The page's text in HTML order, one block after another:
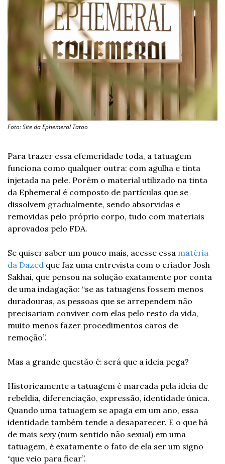
Foto: Site da Ephemeral Tatoo
Para trazer essa efemeridade toda, a tatuagem
funciona como qualquer outra: com agulha e tinta
injetada na pele. Porém o material utilizado na tinta
da Ephemeral é composto de partículas que se
dissolvem gradualmente, sendo absorvidas e
removidas pelo próprio corpo, tudo com materiais
aprovados pelo FDA.
Se quiser saber um pouco mais, acesse essa matéria
da Dazed que faz uma entrevista com o criador Josh
Sakhai, que pensou na solução exatamente por conta
de uma indagação: “se as tatuagens fossem menos
duradouras, as pessoas que se arrependem não
precisariam conviver com elas pelo resto da vida,
muito menos fazer procedimentos caros de
remoção”.
Mas a grande questão é: será que a ideia pega?
Historicamente a tatuagem é marcada pela ideia de
rebeldia, diferenciação, expressão, identidade única.
Quando uma tatuagem se apaga em um ano, essa
identidade também tende a desaparecer. E o que há
de mais sexy (num sentido não sexual) em uma
tatuagem, é exatamente o fato de ela ser um signo
“que veio para ficar”.